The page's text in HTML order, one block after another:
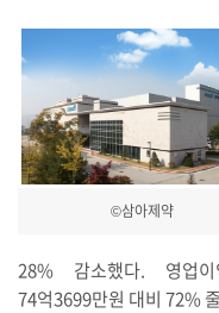
©삼아제약
28% 감소했다. 영업
74억3699만원 대비 72%